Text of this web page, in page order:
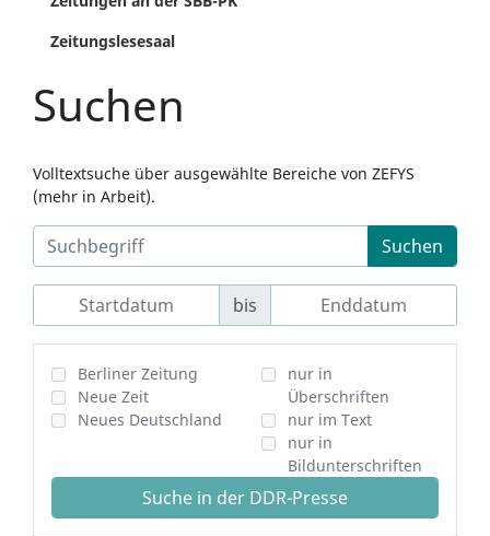
Zeitungslesesaal
Suchen
Volltextsuche über ausgewählte Bereiche von ZEFYS
(mehr in Arbeit).
Suchen
bis
Berliner Zeitung
Neue Zeit
Neues Deutschland
nur in
Überschriften
nur im Text
nur in
Bildunterschriften
Suche in der DDR-Presse